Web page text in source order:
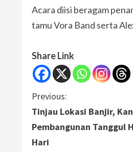
Acara diisi beragam
tamu Vora Band serta
Share Link
C
o
n
Previous:
Tinjau Lokasi Banjir,
Pembangunan Tanggul
Hari